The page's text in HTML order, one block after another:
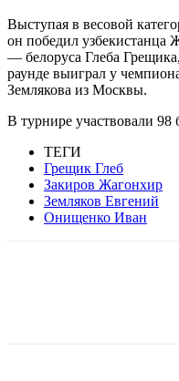
Выступая в весовой
он победил узбекистанца
— белоруса Глеба
раунде выиграл у
Землякова из Москвы.
В турнире участвовали 98
ТЕГИ
Грещик Глеб
Закиров Жагонхир
Земляков Евгений
Онищенко Иван